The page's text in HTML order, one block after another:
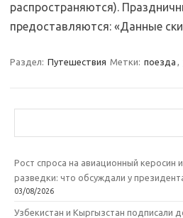
распространяются).
предоставляются: «Данные
Раздел: Путешествия Метки: поезда ,
Рост спроса на авиационный керосин
разведки: что обсуждали у
03/08/2026
Узбекистан и Кыргызстан подписали